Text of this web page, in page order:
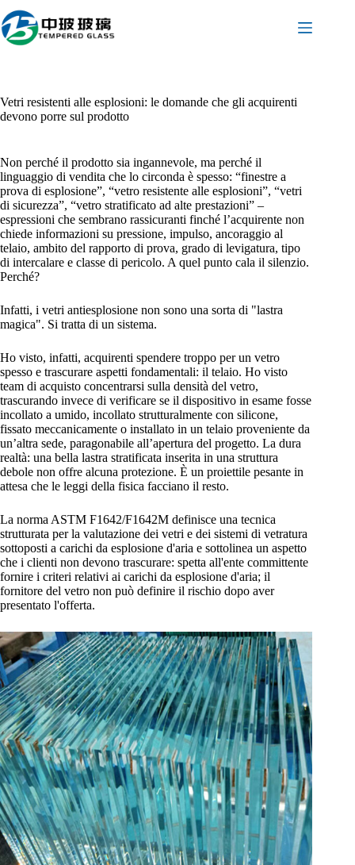
al
contenuto
Vetri resistenti alle esplosioni: le domande che gli acquirenti
devono porre sul prodotto
Non perché il prodotto sia ingannevole, ma perché il
linguaggio di vendita che lo circonda è spesso: “finestre a
prova di esplosione”, “vetro resistente alle esplosioni”, “vetri
di sicurezza”, “vetro stratificato ad alte prestazioni” –
espressioni che sembrano rassicuranti finché l’acquirente non
chiede informazioni su pressione, impulso, ancoraggio al
telaio, ambito del rapporto di prova, grado di levigatura, tipo
di intercalare e classe di pericolo. A quel punto cala il silenzio.
Perché?
Infatti, i vetri antiesplosione non sono una sorta di "lastra
magica". Si tratta di un sistema.
Ho visto, infatti, acquirenti spendere troppo per un vetro
spesso e trascurare aspetti fondamentali: il telaio. Ho visto
team di acquisto concentrarsi sulla densità del vetro,
trascurando invece di verificare se il dispositivo in esame fosse
incollato a umido, incollato strutturalmente con silicone,
fissato meccanicamente o installato in un telaio proveniente da
un’altra sede, paragonabile all’apertura del progetto. La dura
realtà: una bella lastra stratificata inserita in una struttura
debole non offre alcuna protezione. È un proiettile pesante in
attesa che le leggi della fisica facciano il resto.
La norma ASTM F1642/F1642M definisce una tecnica
strutturata per la valutazione dei vetri e dei sistemi di vetratura
sottoposti a carichi da esplosione d'aria e sottolinea un aspetto
che i clienti non devono trascurare: spetta all'ente committente
fornire i criteri relativi ai carichi da esplosione d'aria; il
fornitore del vetro non può definire il rischio dopo aver
presentato l'offerta.